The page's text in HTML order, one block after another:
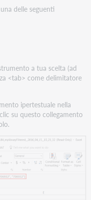
delle seguenti
a tua scelta (ad
<tab> come delimitatore
ipertestuale nella
su questo collegamento